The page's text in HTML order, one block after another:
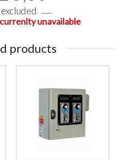
unavailable
products